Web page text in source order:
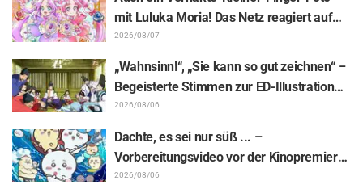
mit Luluka Moria! Das Netz reagiert auf
den Bericht der Synchronsprecherin Nao
Tōyama vom Besuch der Dream Stage zu
„Star Detective Precure!“ mit: „Das sind ja
zwei Arcanas!“
2026/08/07
„Wahnsinn!“, „Sie kann so gut zeichnen“ –
Begeisterte Stimmen zur ED-Illustration
von Asaki Yuikawa, der Sprecherin der
Hauptfigur aus „The Elusive Samurai“, für
Episode 13
2026/08/06
Dachte, es sei nur süß ... –
Vorbereitungsvideo vor der Kinopremiere
von „Chiikawa“ sorgt mit überraschender
2026/08/06